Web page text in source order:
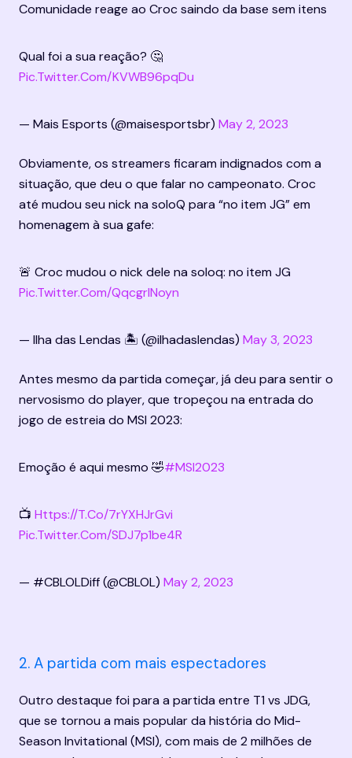
Comunidade reage ao Croc saindo da base sem itens
Pic.twitter.com/KVWB96pqDu
— Mais Esports (@maisesportsbr) May 2, 2023
Obviamente, os streamers ficaram indignados com a
situação, que deu o que falar no campeonato. Croc
até mudou seu nick na soloQ para “no item JG” em
homenagem à sua gafe:
Pic.twitter.com/QqcgrINoyn
— Ilha das Lendas 🏝️ (@ilhadaslendas) May 3, 2023
Antes mesmo da partida começar, já deu para sentir o
nervosismo do player, que tropeçou na entrada do
jogo de estreia do MSI 2023:
Emoção é aqui mesmo 🤣#MSI2023
📺 Https://t.co/7rYXHJrGvi
Pic.twitter.com/sDJ7p1be4R
— #CBLOLDiff (@CBLOL) May 2, 2023
2. A partida com mais espectadores
Outro destaque foi para a partida entre T1 vs JDG,
que se tornou a mais popular da história do Mid-
Season Invitational (MSI), com mais de 2 milhões de